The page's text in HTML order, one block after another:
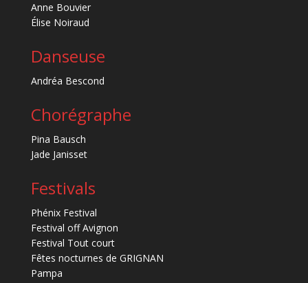
Anne Bouvier
Élise Noiraud
Danseuse
Andréa Bescond
Chorégraphe
Pina Bausch
Jade Janisset
Festivals
Phénix Festival
Festival off Avignon
Festival Tout court
Fêtes nocturnes de GRIGNAN
Pampa